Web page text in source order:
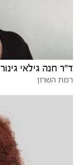
ד"ר חנה גילאי גינור
רמת השרון